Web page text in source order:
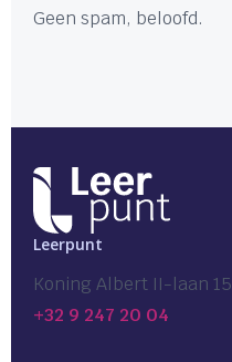
Geen spam, beloofd.
Leerpunt
Koning Albert II-laan
+32 9 247 20 04